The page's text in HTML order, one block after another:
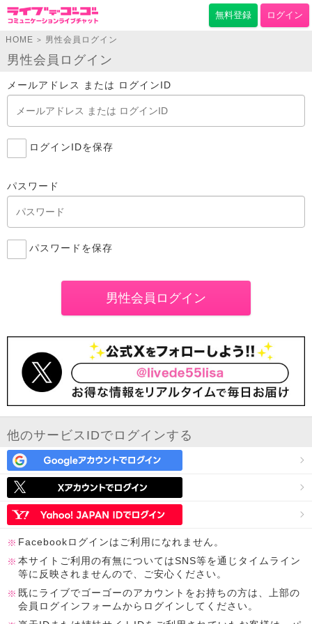
無料登録 ログイン
HOME > 男性会員ログイン
男性会員ログイン
メールアドレス または ログインID
ログインIDを保存
パスワード
パスワードを保存
他のサービスIDでログインする
Facebookログインはご利用になれません。
本サイトご利用の有無についてはSNS等を通じタイムライン
等に反映されませんので、ご安心ください。
既にライブでゴーゴーのアカウントをお持ちの方は、上部の
会員ログインフォームからログインしてください。